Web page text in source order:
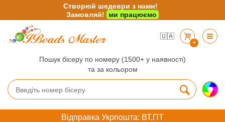
🇺🇦
+
Пошук бісеру по номеру (1500+ у наявності)
та за кольором
Відправка Укрпошта: ВТ,ПТ
Створюй шедеври з нами!
Замовляй!
ми працюємо